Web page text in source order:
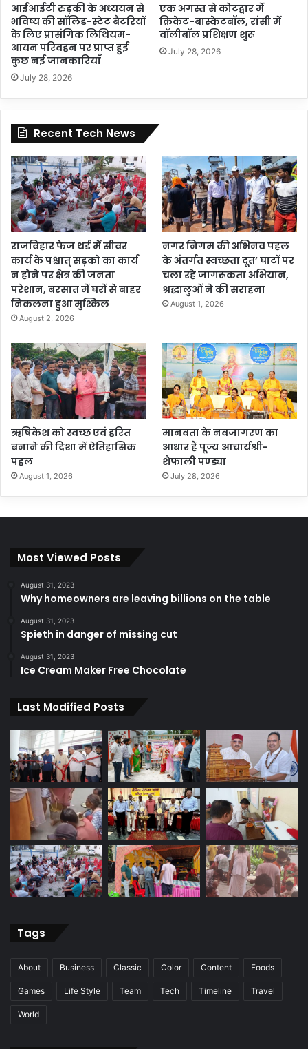
आईआईटी रुड़की के अध्ययन से
भविष्य की सॉलिड-स्टेट बैटरियों
के लिए प्रासंगिक लिथियम-
आयन परिवहन पर प्राप्त हुई
कुछ नई जानकारियाँ
July 28, 2026
एक अगस्त से कोटद्वार में
क्रिकेट-बास्केटबॉल, रांसी में
वॉलीबॉल प्रशिक्षण शुरू
July 28, 2026
Recent Tech News
राजविहार फेज थर्ड में सीवर
कार्य के पश्चात् सड़को का कार्य
न होने पर क्षेत्र की जनता
परेशान, बरसात में घरों से बाहर
निकलना हुआ मुश्किल
August 2, 2026
नगर निगम की अभिनव पहल
के अंतर्गत स्वच्छता दूत’ घाटों पर
चला रहे जागरूकता अभियान,
श्रद्धालुओं ने की सराहना
August 1, 2026
ऋषिकेश को स्वच्छ एवं हरित
बनाने की दिशा में ऐतिहासिक
पहल
August 1, 2026
मानवता के नवजागरण का
आधार हैं पूज्य आचार्यश्री-
शैफाली पण्ड्या
July 28, 2026
Most Viewed Posts
August 31, 2023
Why homeowners are leaving billions on the table
August 31, 2023
Spieth in danger of missing cut
August 31, 2023
Ice Cream Maker Free Chocolate
Last Modified Posts
Tags
About Business Classic Color Content Foods
Games Life Style Team Tech Timeline Travel
World